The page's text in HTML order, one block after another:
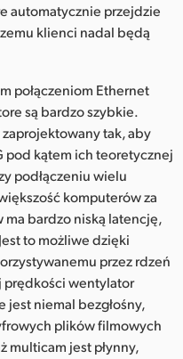
automatycznie przejdzie
klienci nadal będą
połączeniom Ethernet
są bardzo szybkie.
tak, aby
pod kątem ich teoretycznej
podłączeniu wielu
komputerów za
bardzo niską latencję,
to możliwe dzięki
przez rdzeń
prędkości wentylator
jest niemal bezgłośny,
plików filmowych
multicam jest płynny,